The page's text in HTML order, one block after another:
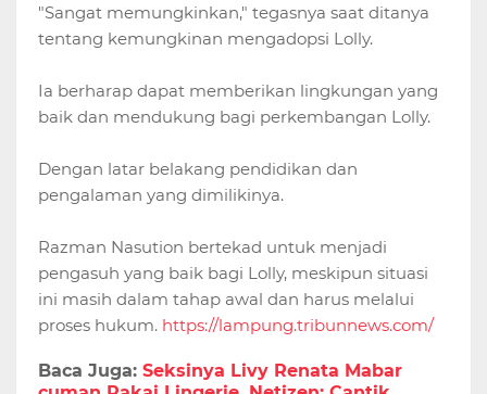
"Sangat memungkinkan," tegasnya saat ditanya
tentang kemungkinan mengadopsi Lolly.
Ia berharap dapat memberikan lingkungan yang
baik dan mendukung bagi perkembangan Lolly.
Dengan latar belakang pendidikan dan
pengalaman yang dimilikinya.
Razman Nasution bertekad untuk menjadi
pengasuh yang baik bagi Lolly, meskipun situasi
ini masih dalam tahap awal dan harus melalui
proses hukum. https://lampung.tribunnews.com/
Baca Juga: Seksinya Livy Renata Mabar